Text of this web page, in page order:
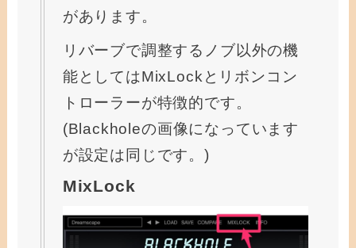
があります。
リバーブで調整するノブ以外の機
能としてはMixLockとリボンコン
トローラーが特徴的です。
(Blackholeの画像になっています
が設定は同じです。)
MixLock